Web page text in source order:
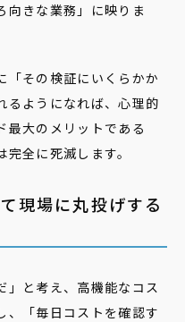
向きな業務」に映りま
「その検証にいくらかか
るようになれば、心理的
最大のメリットである
完全に死滅します。
現場に丸投げする
」と考え、高機能なコス
、「毎日コストを確認す